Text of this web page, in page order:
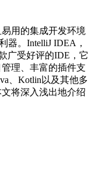
用的集成开发环境
器。IntelliJ IDEA，
广受好评的IDE，它
理、丰富的插件支
、Kotlin以及其他多
将深入浅出地介绍